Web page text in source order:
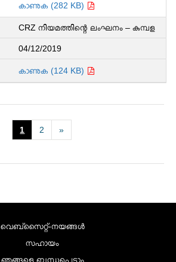
കാണുക (282 KB)
CRZ നിയമത്തിന്റെ ലംഘനം – കുമ്പള
04/12/2019
കാണുക (124 KB)
1 2 »
വെബ്സൈറ്റ്-നയങ്ങള്‍
സഹായം
ഞങ്ങളെ ബന്ധപ്പെടാം